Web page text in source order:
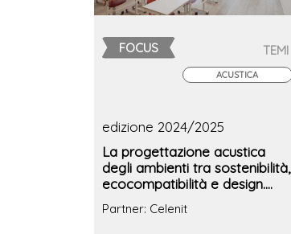
FOCUS TEMI
ACUSTICA
edizione 2024/2025
La progettazione acustica
degli ambienti tra sostenibilità,
ecocompatibilità e design.
Partner: Celenit